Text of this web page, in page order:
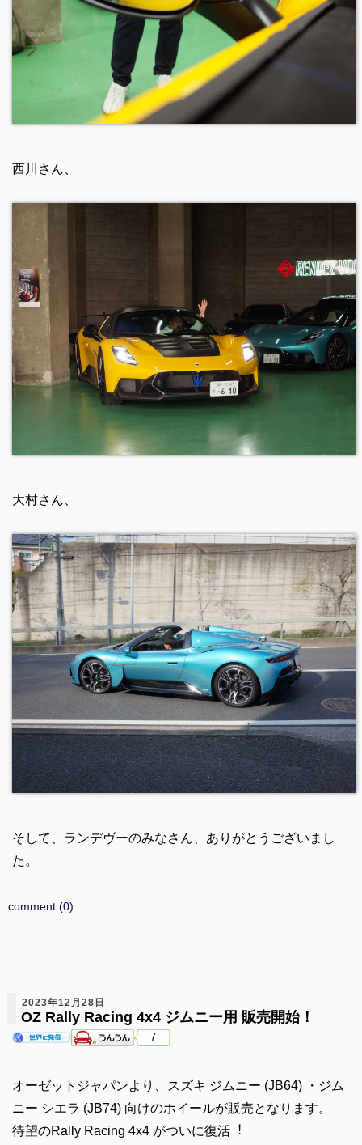
西川さん、
大村さん、
そして、ランデヴーのみなさん、ありがとうございまし
た。
comment (0)
2023年12月28日
OZ Rally Racing 4x4 ジムニー用 販売開始！
7
オーゼットジャパンより、スズキ ジムニー (JB64) ・ジム
ニー シエラ (JB74) 向けのホイールが販売となります。
待望のRally Racing 4x4 がついに復活︕